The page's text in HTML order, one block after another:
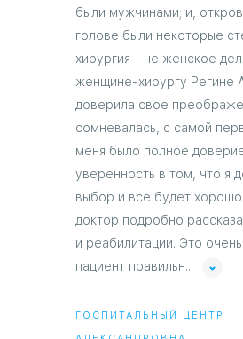
были мужчинами; и,
голове были некоторые
хирургия - не женское
женщине-хирургу Регине
доверила свое
сомневалась, с самой
меня было полное
уверенность в том, что я
выбор и все будет
доктор подробно
и реабилитации. Это
пациент правильн...
ГОСПИТАЛЬНЫЙ ЦЕНТР